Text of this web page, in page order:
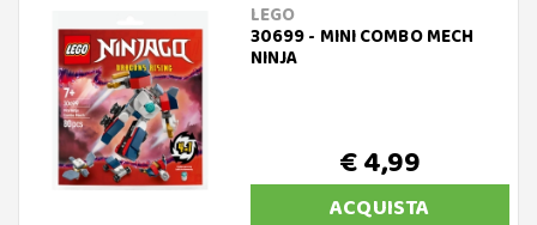
LEGO
30699 - MINI COMBO MECH
NINJA
€ 4,99
ACQUISTA